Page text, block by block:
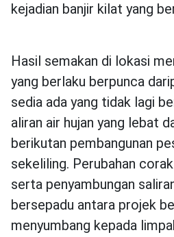
kejadian banjir kilat yang
Hasil semakan di lokasi
yang berlaku berpunca
sedia ada yang tidak lagi
aliran air hujan yang lebat
berikutan pembangunan
sekeliling. Perubahan
serta penyambungan
bersepadu antara projek
menyumbang kepada